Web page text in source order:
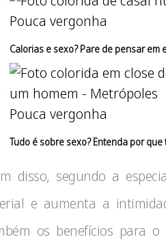
Pouca vergonha
Calorias e sexo? Pare de pensar
Pouca vergonha
Tudo é sobre sexo? Entenda por
disso, segundo a
e aumenta a
os benefícios para